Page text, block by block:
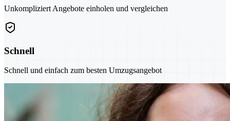
Unkompliziert Angebote einholen und vergleichen
Schnell
Schnell und einfach zum besten Umzugsangebot